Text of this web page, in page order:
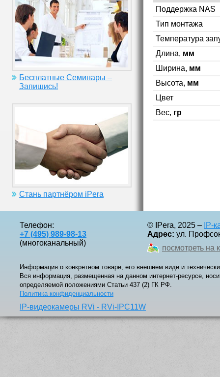
Бесплатные Семинары –
Запишись!
Стань партнёром iPera
Поддержка NAS
Тип монтажа
Температура
Длина, мм
Ширина, мм
Высота, мм
Цвет
Вес, гр
Телефон:
+7 (495) 989-98-13
(многоканальный)
© IPera, 2025 – IP-
Адрес: ул.
посмотреть на
Информация о конкретном товаре, его внешнем виде и
Вся информация, размещенная на данном интернет-ресурсе,
определяемой положениями Статьи 437 (2) ГК РФ.
Политика конфиденциальности
IP-видеокамеры RVi - RVi-IPC11W